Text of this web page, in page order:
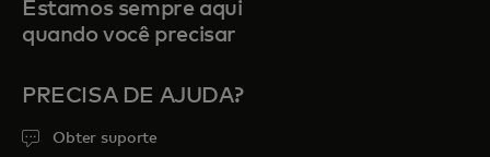
Estamos sempre aqui
quando você precisar
PRECISA DE AJUDA?
Obter suporte